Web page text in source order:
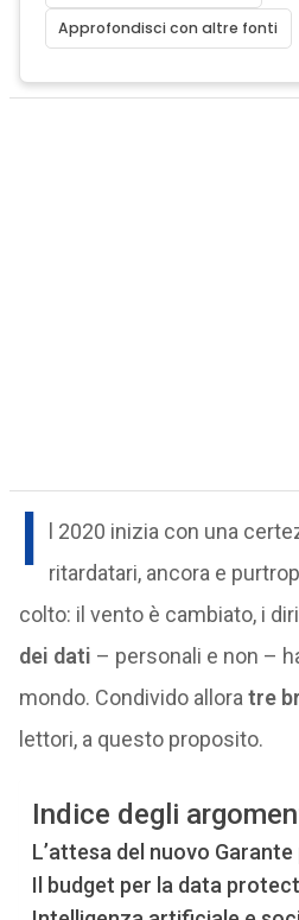
Approfondisci con altre fonti
I
l 2020 inizia con una
ritardatari, ancora e
colto: il vento è cambiato, i
dei dati – personali e non –
mondo. Condivido allora tre
lettori, a questo proposito.
Indice degli
L’attesa del nuovo
Il budget per la data